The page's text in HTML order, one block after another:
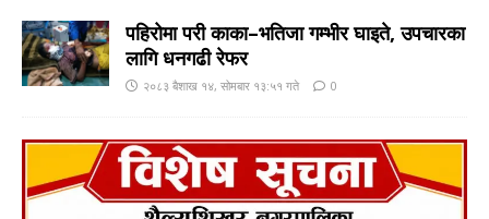
पहिरोमा परी काका–भतिजा गम्भीर घाइते, उपचारका
लागि धनगढी रेफर
२०८३ बैशाख १४, सोमबार १३:५१ गते 0